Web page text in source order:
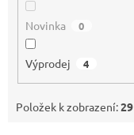
Novinka 0
Výprodej 4
Položek k zobrazení:29